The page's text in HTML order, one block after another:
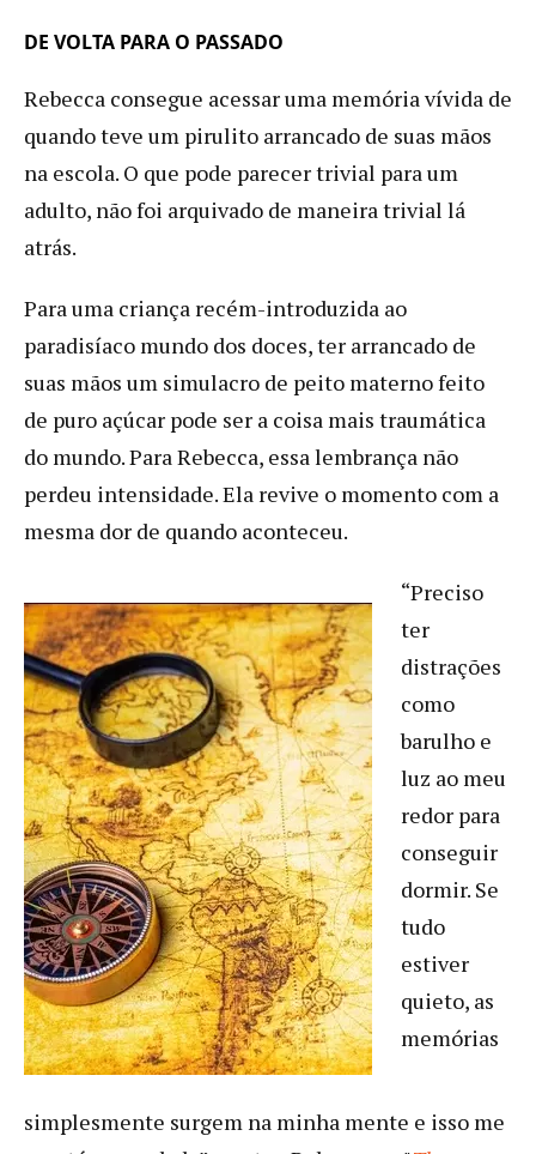
DE VOLTA PARA O PASSADO
Rebecca consegue acessar uma memória vívida de
quando teve um pirulito arrancado de suas mãos
na escola. O que pode parecer trivial para um
adulto, não foi arquivado de maneira trivial lá
atrás.
Para uma criança recém-introduzida ao
paradisíaco mundo dos doces, ter arrancado de
suas mãos um simulacro de peito materno feito
de puro açúcar pode ser a coisa mais traumática
do mundo. Para Rebecca, essa lembrança não
perdeu intensidade. Ela revive o momento com a
mesma dor de quando aconteceu.
“Preciso
ter
distrações
como
barulho e
luz ao meu
redor para
conseguir
dormir. Se
tudo
estiver
quieto, as
memórias
simplesmente surgem na minha mente e isso me